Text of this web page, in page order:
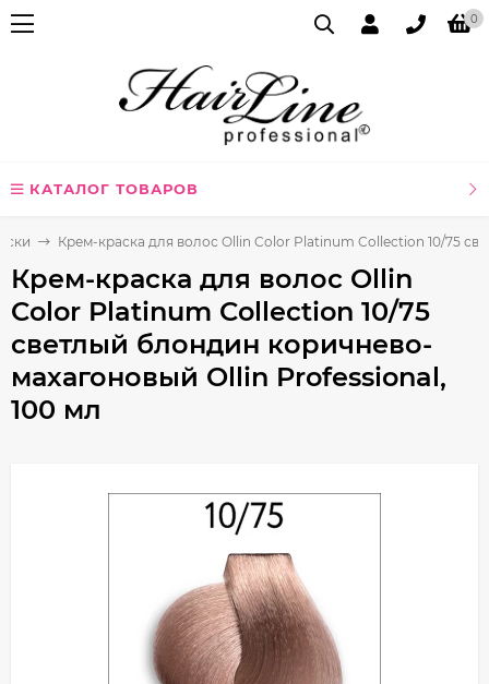
0
КАТАЛОГ ТОВАРОВ
Крем-краска для волос Ollin Color Platinum Collection 10/75
Крем-краска для волос Ollin
Color Platinum Collection 10/75
светлый блондин коричнево-
махагоновый Ollin Professional,
100 мл